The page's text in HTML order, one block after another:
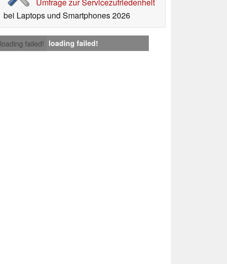
bei Laptops und Smartphones 2026
loading failed! loading failed!